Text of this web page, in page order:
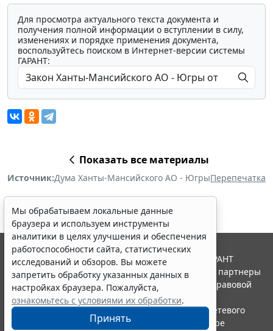
Для просмотра актуального текста документа и
получения полной информации о вступлении в силу,
изменениях и порядке применения документа,
воспользуйтесь поиском в Интернет-версии системы
ГАРАНТ:
Показать все материалы
Источник:Дума Ханты-Мансийского АО - ЮгрыПерепечатка
Мы обрабатываем локальные данные
браузера и используем инструменты
аналитики в целях улучшения и обеспечения
работоспособности сайта, статистических
исследований и обзоров. Вы можете
запретить обработку указанных данных в
настройках браузера. Пожалуйста,
ознакомьтесь с условиями их обработки.
Принять
© ООО "НПП "ГАРАНТ-СЕРВИС", 2026. Система ГАРАНТ
выпускается с 1990 года. Компания "Гарант" и ее партнеры
являются участниками Российской ассоциации правовой
информации ГАРАНТ.
Портал ГАРАНТ.РУ зарегистрирован в качестве сетевого
издания Федеральной службой по надзору в сфере